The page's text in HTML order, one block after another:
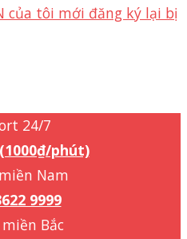
của tôi mới đăng ký lại bị
24/7
phút)
Nam
9999
Bắc